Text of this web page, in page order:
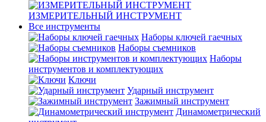
ИЗМЕРИТЕЛЬНЫЙ ИНСТРУМЕНТ
Все инструменты
Наборы ключей гаечных
Наборы съемников
Наборы
инструментов и комплектующих
Ключи
Ударный инструмент
Зажимный инструмент
Динамометрический